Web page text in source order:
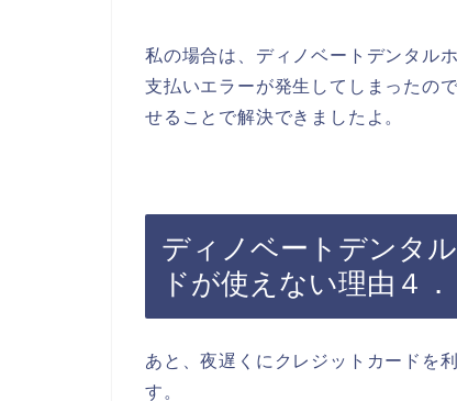
私の場合は、ディノベートデンタル
支払いエラーが発生してしまったの
せることで解決できましたよ。
ディノベートデンタ
ドが使えない理由４
あと、夜遅くにクレジットカードを
す。